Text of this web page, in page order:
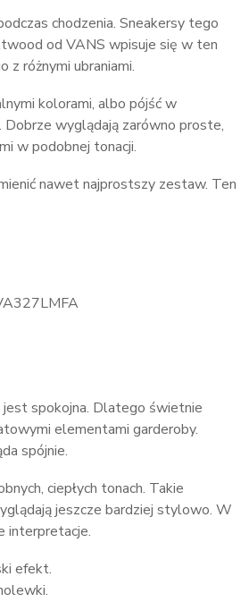
chodzenia. Sneakersy tego
od VANS wpisuje się w ten
z różnymi ubraniami.
kolorami, albo pójść w
wyglądają zarówno proste,
w podobnej tonacji.
nawet najprostszy zestaw. Ten
spokojna. Dlatego świetnie
elementami garderoby.
spójnie.
ciepłych tonach. Takie
jeszcze bardziej stylowo. W
interpretacje.
efekt.